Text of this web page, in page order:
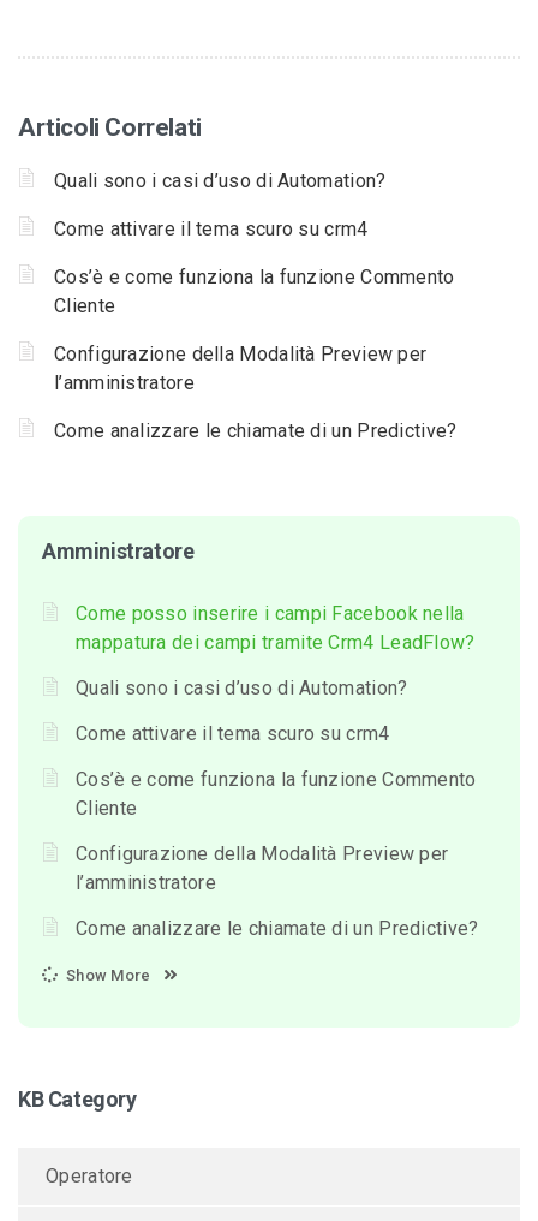
Articoli Correlati
Quali sono i casi d’uso di Automation?
Come attivare il tema scuro su crm4
Cos’è e come funziona la funzione Commento
Cliente
Configurazione della Modalità Preview per
l’amministratore
Come analizzare le chiamate di un Predictive?
Amministratore
Come posso inserire i campi Facebook nella
mappatura dei campi tramite Crm4 LeadFlow?
Quali sono i casi d’uso di Automation?
Come attivare il tema scuro su crm4
Cos’è e come funziona la funzione Commento
Cliente
Configurazione della Modalità Preview per
l’amministratore
Come analizzare le chiamate di un Predictive?
Show More
KB Category
Operatore